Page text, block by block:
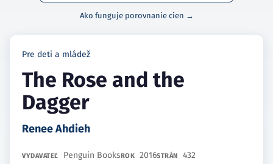
Ako funguje porovnanie cien →
Pre deti a mládež
The Rose and the
Dagger
Renee Ahdieh
VYDAVATEĽ Penguin BooksROK 2016STRÁN 432